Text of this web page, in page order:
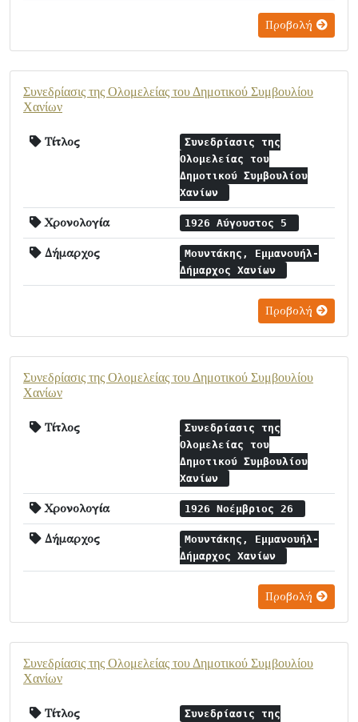
Προβολή
Συνεδρίασις της Ολομελείας του Δημοτικού Συμβουλίου
Χανίων
Τίτλος
Συνεδρίασις της
Ολομελείας του
Δημοτικού Συμβουλίου
Χανίων
Χρονολογία 1926 Αύγουστος 5
Δήμαρχος
Μουντάκης, Εμμανουήλ-
Δήμαρχος Χανίων
Προβολή
Συνεδρίασις της Ολομελείας του Δημοτικού Συμβουλίου
Χανίων
Τίτλος
Συνεδρίασις της
Ολομελείας του
Δημοτικού Συμβουλίου
Χανίων
Χρονολογία 1926 Νοέμβριος 26
Δήμαρχος
Μουντάκης, Εμμανουήλ-
Δήμαρχος Χανίων
Προβολή
Συνεδρίασις της Ολομελείας του Δημοτικού Συμβουλίου
Χανίων
Τίτλος
Συνεδρίασις της